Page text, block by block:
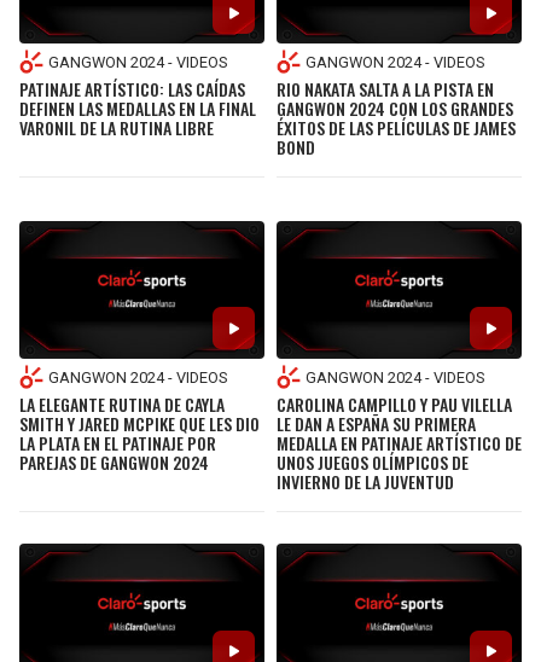
GANGWON 2024 - VIDEOS
PATINAJE ARTÍSTICO: LAS CAÍDAS
DEFINEN LAS MEDALLAS EN LA FINAL
VARONIL DE LA RUTINA LIBRE
GANGWON 2024 - VIDEOS
RIO NAKATA SALTA A LA PISTA EN
GANGWON 2024 CON LOS GRANDES
ÉXITOS DE LAS PELÍCULAS DE JAMES
BOND
GANGWON 2024 - VIDEOS
LA ELEGANTE RUTINA DE CAYLA
SMITH Y JARED MCPIKE QUE LES DIO
LA PLATA EN EL PATINAJE POR
PAREJAS DE GANGWON 2024
GANGWON 2024 - VIDEOS
CAROLINA CAMPILLO Y PAU VILELLA
LE DAN A ESPAÑA SU PRIMERA
MEDALLA EN PATINAJE ARTÍSTICO DE
UNOS JUEGOS OLÍMPICOS DE
INVIERNO DE LA JUVENTUD